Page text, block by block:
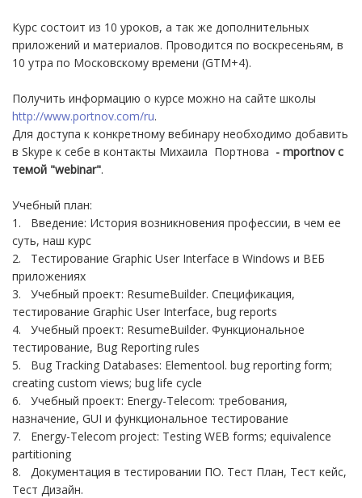
Курс состоит из 10 уроков, а так же дополнительных
приложений и материалов. Проводится по воскресеньям, в
10 утра по Московскому времени (GTM+4).
Получить информацию о курсе можно на сайте школы
http://www.portnov.com/ru.
Для доступа к конкретному вебинару необходимо добавить
в Skype к себе в контакты Михаила Портнова - mportnov с
темой "webinar".
Учебный план:
1. Введение: История возникновения профессии, в чем ее
суть, наш курс
2. Тестирование Graphic User Interface в Windows и ВЕБ
приложениях
3. Учебный проект: ResumeBuilder. Спецификация,
тестирование Graphic User Interface, bug reports
4. Учебный проект: ResumeBuilder. Функциональное
тестирование, Bug Reporting rules
5. Bug Tracking Databases: Elementool. bug reporting form;
creating custom views; bug life cycle
6. Учебный проект: Energy-Telecom: требования,
назначение, GUI и функциональное тестирование
7. Energy-Telecom project: Testing WEB forms; equivalence
partitioning
8. Документация в тестировании ПО. Тест План, Тест кейс,
Тест Дизайн.